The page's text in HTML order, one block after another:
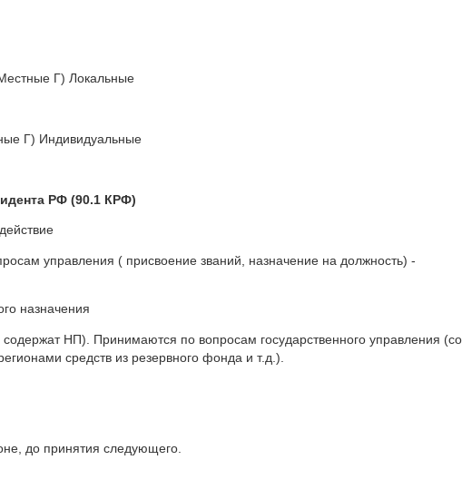
Г) Локальные
Г) Индивидуальные
РФ (90.1 КРФ)
управления ( присвоение званий, назначение на должность) -
назначения
НП). Принимаются по вопросам государственного управления
средств из резервного фонда и т.д.).
до принятия следующего.